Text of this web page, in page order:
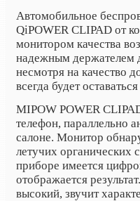
Автомобильное
QiPOWER CLIPAD от
монитором качества
надежным держателем
несмотря на качество
всегда будет
MIPOW POWER
телефон, параллельно
салоне. Монитор
летучих органических
приборе имеется
отображается
высокий, звучит